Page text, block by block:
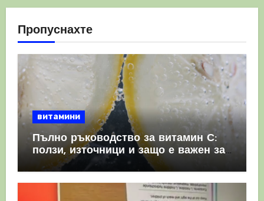
Пропуснахте
витамини
Пълно ръководство за витамин С:
ползи, източници и защо е важен за
имунната система